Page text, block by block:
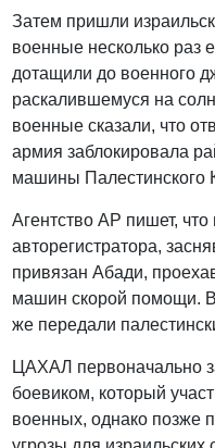
Затем пришли
военные несколько раз
дотащили до военного
раскалившемуся на
военные сказали, что
армия заблокировала
машины Палестинского
Агентство AP пишет,
авторегистратора,
привязан Абади,
машин скорой помощи. В
же передали
ЦАХАЛ первоначально
боевиком, который
военных, однако позже